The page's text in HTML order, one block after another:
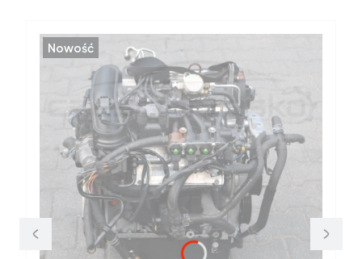
Nowość